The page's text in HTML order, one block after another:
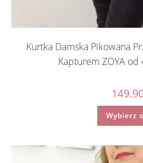
Kurtka Damska Pikowana
Kapturem ZOYA od
Wybierz